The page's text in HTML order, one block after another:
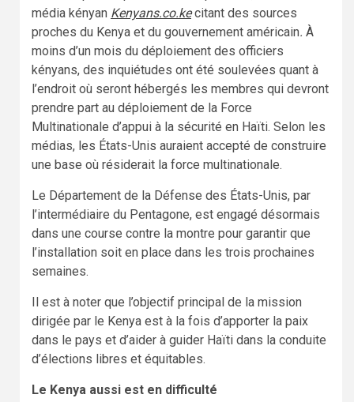
média kényan Kenyans.co.ke citant des sources
proches du Kenya et du gouvernement américain. À
moins d’un mois du déploiement des officiers
kényans, des inquiétudes ont été soulevées quant à
l’endroit où seront hébergés les membres qui devront
prendre part au déploiement de la Force
Multinationale d’appui à la sécurité en Haïti. Selon les
médias, les États-Unis auraient accepté de construire
une base où résiderait la force multinationale.
Le Département de la Défense des États-Unis, par
l’intermédiaire du Pentagone, est engagé désormais
dans une course contre la montre pour garantir que
l’installation soit en place dans les trois prochaines
semaines.
Il est à noter que l’objectif principal de la mission
dirigée par le Kenya est à la fois d’apporter la paix
dans le pays et d’aider à guider Haïti dans la conduite
d’élections libres et équitables.
Le Kenya aussi est en difficulté